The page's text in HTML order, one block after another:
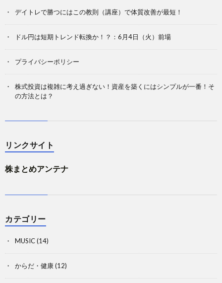
デイトレで勝つにはこの教則（講座）で体質改善が最短！
ドル円は短期トレンド転換か！？：6月4日（火）前場
プライバシーポリシー
株式投資は複雑に考え過ぎない！資産を築くにはシンプルが一番！そ
の方法とは？
リンクサイト
株まとめアンテナ
カテゴリー
MUSIC(14)
からだ・健康(12)